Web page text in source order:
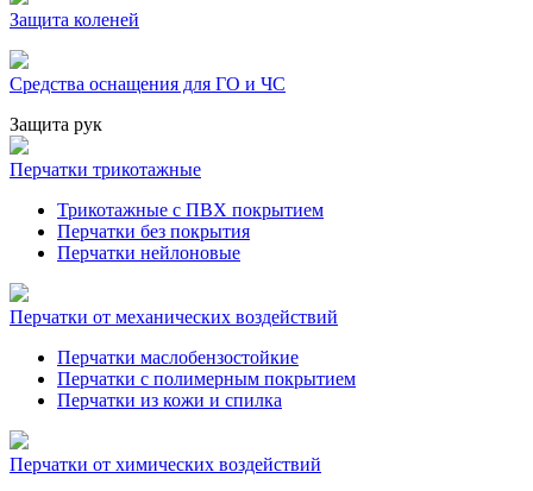
Защита коленей
Средства оснащения для ГО и ЧС
Защита рук
Перчатки трикотажные
Трикотажные с ПВХ покрытием
Перчатки без покрытия
Перчатки нейлоновые
Перчатки от механических воздействий
Перчатки маслобензостойкие
Перчатки с полимерным покрытием
Перчатки из кожи и спилка
Перчатки от химических воздействий